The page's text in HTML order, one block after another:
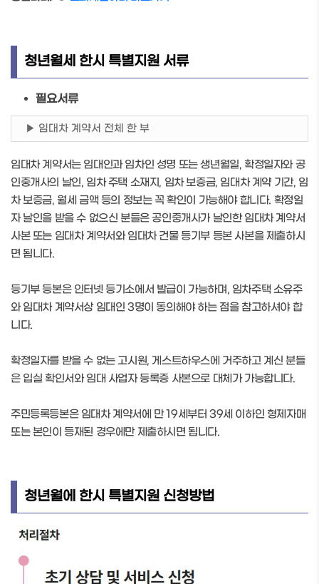
청년월세 한시 특별지원 서류
필요서류
▶ 임대차 계약서 전체 한 부
임대차 계약서는 임대인과 임차인 성명 또는 생년월일, 확정일자와 공
인중개사의 날인, 임차 주택 소재지, 임차 보증금, 임대차 계약 기간, 임
차 보증금, 월세 금액 등의 정보는 꼭 확인이 가능해야 합니다. 확정일
자 날인을 받을 수 없으신 분들은 공인중개사가 날인한 임대차 계약서
사본 또는 임대차 계약서와 임대차 건물 등기부 등본 사본을 제출하시
면 됩니다.
등기부 등본은 인터넷 등기소에서 발급이 가능하며, 임차주택 소유주
와 임대차 계약서상 임대인 3명이 동의해야 하는 점을 참고하셔야 합
니다.
확정일자를 받을 수 없는 고시원, 게스트하우스에 거주하고 계신 분들
은 입실 확인서와 임대 사업자 등록증 사본으로 대체가 가능합니다.
주민등록등본은 임대차 계약서에 만 19세부터 39세 이하인 형제자매
또는 본인이 등재된 경우에만 제출하시면 됩니다.
청년월에 한시 특별지원 신청방법